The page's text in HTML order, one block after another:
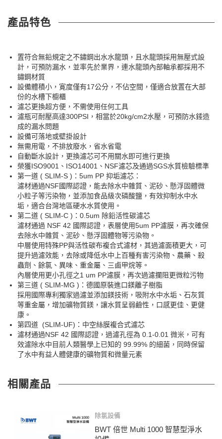
產品特色
置符合無鉛規定之不鏽鋼出水水龍頭，且水龍頭採用無壓式設
計，可預防漏水，並率先於業界，連水龍頭內部軸承都採用不
鏽鋼材質
設備體積小，寛度僅有17公分，不佔空間，僅適合放置在大部
份的水槽下櫥櫃
濾芯更換超方便，不需使用任何工具
濾瓶可耐壓高達300PSI，相當於20kg/cm2水壓，可預防水錘造
成的漏水問題
設備可落地或壁掛設計
無需用電，不排放廢水，省水省電
自動斷水設計，更換濾芯可不用關水即可進行更換
榮獲ISO9001、ISO14001、NSF濾芯及通過SGS水質檢驗標準
第一道 ( SLIM-S )：5um PP 抑垢濾芯：
濾材通過NSF國際認證，能去除水中雜質、泥砂、懸浮固體微
小粒子等污染物，並添加食品級次磷酸鹽，有效抑制水中水
垢，適合台灣地區硬水水質使用。
第二道 ( SLIM-C )：0.5um 除鉛活性碳濾芯
濾材通過 NSF 42 國際認證，表層使用5um PP濾膜，再次確保
去除水中雜質、泥砂、懸浮固體物等污染物。
中層使用特殊PP與活性碳布複合式濾材，其過濾面積更大，可
提升過濾效能，去除或降低水中上百種有害污染物、農藥、殺
蟲劑、餘氯、異味、重金屬、三鹵甲烷等。
內層使用更小孔徑之1 um PP濾膜，再次過濾攔阻更微粒污物
第三道 ( SLIM-MG )：德國原裝進口鎂離子樹脂
採用國際專利獨家過濾並添加鎂技術，吸附水中水垢、石灰質
等重金屬，增加礦物質鎂，讓水質呈弱鹼性，口感更佳、更健
康。
第四道 (SLIM-UF)：中空絲膜複合式濾芯
濾材通過NSF 42 國際認證，過濾孔徑為 0.1-0.01 微米，可有
效濾除水中目前人類醫學上已知的 99.99% 的細菌，同時保留
了水中有益人體健康的礦物質和微量元素
相關產品
除氯設備
BWT 倍世 Multi 1000 智慧型淨水